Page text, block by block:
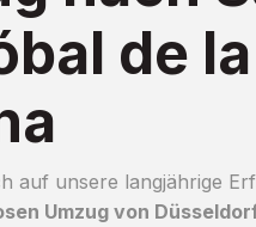
de la
auf unsere langjährige
Umzug von